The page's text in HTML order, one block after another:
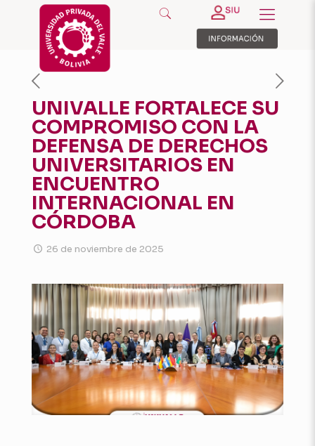
UNIVALLE FORTALECE SU
COMPROMISO CON LA
DEFENSA DE DERECHOS
UNIVERSITARIOS EN
ENCUENTRO
INTERNACIONAL EN
CÓRDOBA
26 de noviembre de 2025